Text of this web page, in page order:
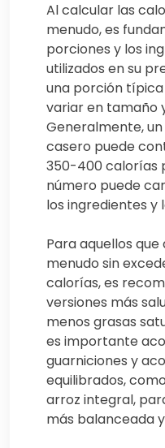
Al calcular las
menudo, es
porciones y los
utilizados en su
una porción
variar en tamaño
Generalmente,
casero puede
350-400 calorías
número puede
los ingredientes
Para aquellos
menudo sin
calorías, es
versiones más
menos grasas
es importante
guarniciones y
equilibrados,
arroz integral,
más balanceada